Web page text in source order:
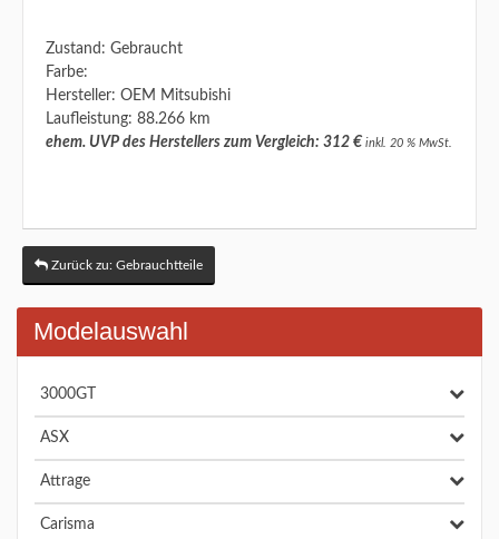
Zustand: Gebraucht
Farbe:
Hersteller: OEM Mitsubishi
Laufleistung: 88.266 km
ehem. UVP des Herstellers zum Vergleich: 312 € inkl. 20 % MwSt.
Zurück zu: Gebrauchtteile
Modelauswahl
3000GT
ASX
Attrage
Carisma